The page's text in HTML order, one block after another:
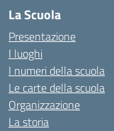
La Scuola
Presentazione
I luoghi
I numeri della scuola
Le carte della scuola
Organizzazione
La storia